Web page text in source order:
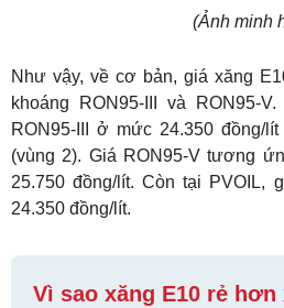
(Ảnh minh
Như vậy, về cơ bản, giá xăng
khoáng RON95-III và RON95-
RON95-III ở mức 24.350 đồng/
(vùng 2). Giá RON95-V tương
25.750 đồng/lít. Còn tại PVOIL,
24.350 đồng/lít.
Vì sao xăng E10 rẻ hơn